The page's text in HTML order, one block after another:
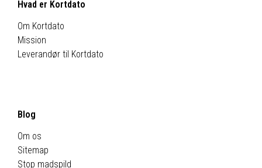
Hvad er Kortdato
Om Kortdato
Mission
Leverandør til Kortdato
Blog
Om os
Sitemap
Stop madspild